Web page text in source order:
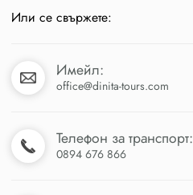
Или се свържете:
Имейл:
office@dinita-tours.com
Телефон за транспорт:
0894 676 866